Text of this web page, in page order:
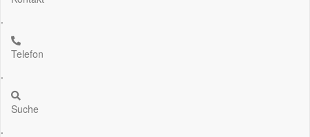
.
Telefon
.
Suche
.